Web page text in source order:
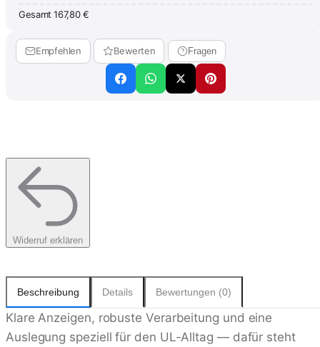
Gesamt 167,80 €
Empfehlen Bewerten Fragen
Widerruf erklären
Beschreibung Details Bewertungen (0)
Klare Anzeigen, robuste Verarbeitung und eine
Auslegung speziell für den UL-Alltag — dafür steht